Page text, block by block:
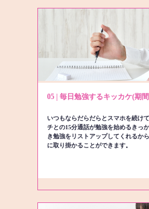
05 | 毎日勉強するキッカケ(期
いつもならだらだらとスマホを続け
チとの15分通話が勉強を始めるきっ
き勉強をリストアップしてくれるか
に取り掛かることができます。